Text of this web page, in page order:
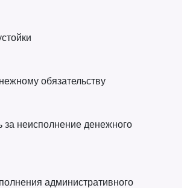
обязательству
за неисполнение денежного
административного